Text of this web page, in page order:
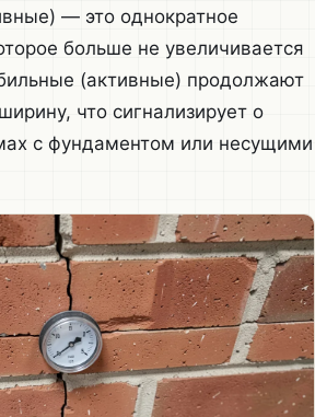
— это однократное
больше не увеличивается
(активные) продолжают
что сигнализирует о
с фундаментом или несущими